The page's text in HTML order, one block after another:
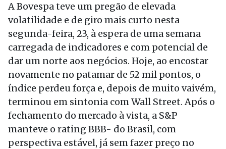
A Bovespa teve um pregão de elevada
volatilidade e de giro mais curto nesta
segunda-feira, 23, à espera de uma semana
carregada de indicadores e com potencial de
dar um norte aos negócios. Hoje, ao encostar
novamente no patamar de 52 mil pontos, o
índice perdeu força e, depois de muito vaivém,
terminou em sintonia com Wall Street. Após o
fechamento do mercado à vista, a S&P
manteve o rating BBB- do Brasil, com
perspectiva estável, já sem fazer preço no